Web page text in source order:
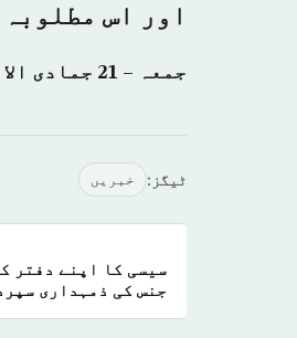
اور اس
جمعہ – 21 جمادی الاول 1440 ہجری – 19 جنوری 2018ء شمارہ نمبر: (14297)
ٹیگز: خبريں
سیسی کا اپنے دفتر
جنس کی ذمہداری